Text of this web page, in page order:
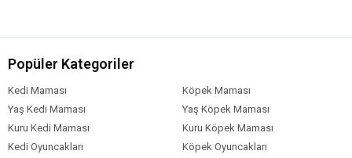
Popüler Kategoriler
Kedi Maması
Köpek Maması
Yaş Kedi Maması
Yaş Köpek Maması
Kuru Kedi Maması
Kuru Köpek Maması
Kedi Oyuncakları
Köpek Oyuncakları